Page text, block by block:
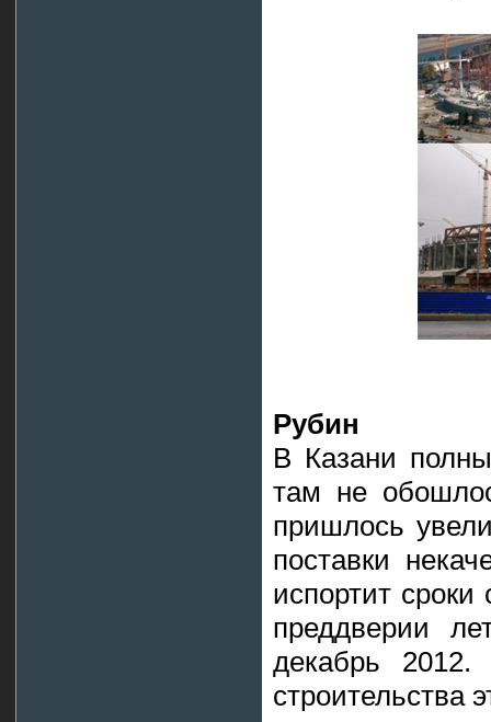
Рубин
В Казани
там не
пришлось
поставки
испортит
преддверии
декабрь
строительства